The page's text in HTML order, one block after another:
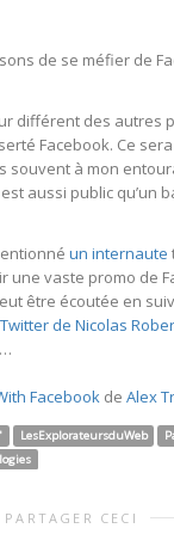
de se méfier de
différent des autres
Facebook. Ce
souvent à mon
aussi public qu’un
un internaute
une vaste promo de
être écoutée en
de Nicolas
Facebook de Alex
LesExplorateursduWeb
PARTAGER CECI